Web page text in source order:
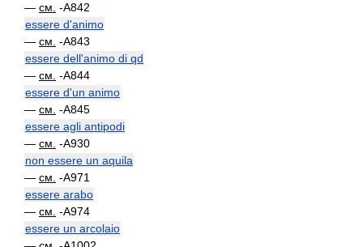
— см. -A842
essere d'animo
— см. -A843
essere dell'animo di qd
— см. -A844
essere d'un animo
— см. -A845
essere agli antipodi
— см. -A930
non essere un aquila
— см. -A971
essere arabo
— см. -A974
essere un arcolaio